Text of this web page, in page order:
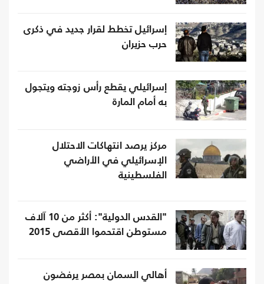
إسرائيل تخطط لقرار جديد في ذكرى
حرب حزيران
إسرائيلي يقطع رأس زوجته ويتجول
به أمام المارة
مركز يرصد انتهاكات الاحتلال
الإسرائيلي في الأراضي
الفلسطينية
"القدس الدولية": أكثر من 10 آلاف
مستوطن اقتحموا الأقصى 2015
أهالي السمان بمصر يرفضون